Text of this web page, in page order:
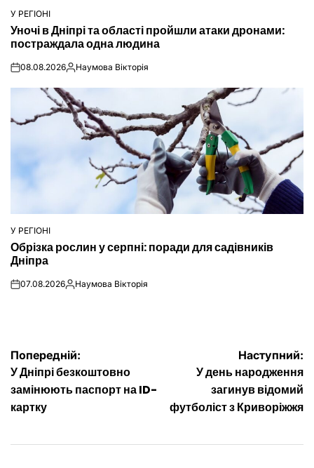
ОПУБЛІКУВАТИ
У
У РЕГІОНІ
Уночі в Дніпрі та області пройшли атаки дронами:
постраждала одна людина
on08.08.2026Опубліковано
Наумова Вікторія
ОПУБЛІКУВАТИ
У
У РЕГІОНІ
Обрізка рослин у серпні: поради для садівників
Дніпра
on07.08.2026Опубліковано
Наумова Вікторія
Навігація
записів
Попередній:
У Дніпрі безкоштовно
замінюють паспорт на ID-
картку
Наступний:
У день народження
загинув відомий
футболіст з Криворіжжя